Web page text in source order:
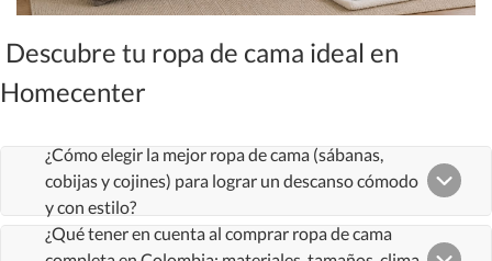
Descubre tu ropa de cama ideal en
Homecenter